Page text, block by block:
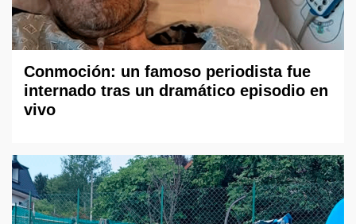
Conmoción: un famoso periodista fue
internado tras un dramático episodio en
vivo